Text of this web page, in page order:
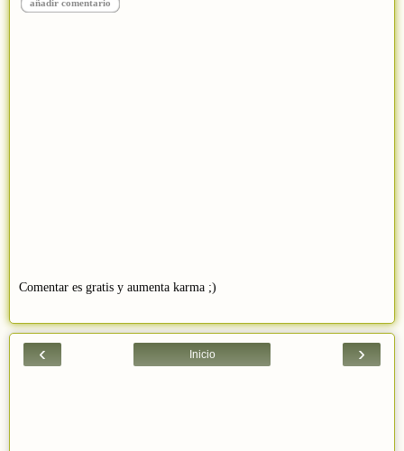
añadir comentario
Comentar es gratis y aumenta karma ;)
‹ ›
Inicio